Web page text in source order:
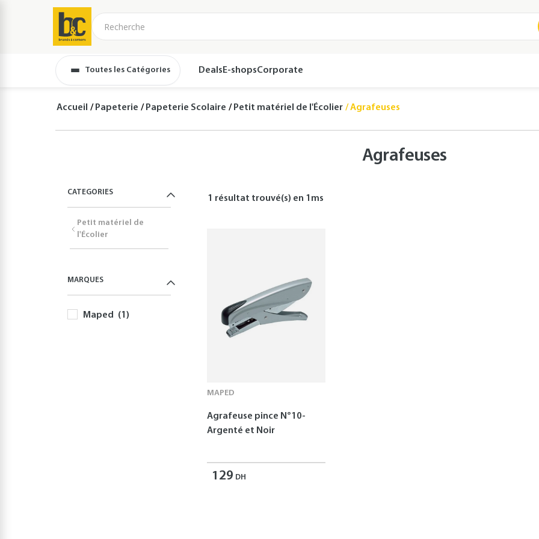
Toutes les Catégories Deals E-shopsCorporate
Accueil Papeterie Papeterie Scolaire Petit matériel de l'Écolier Agrafeuses
Agrafeuses
CATEGORIES
Petit matériel de
l'Écolier
MARQUES
Maped (1)
1 résultat trouvé(s) en 1 ms
MAPED
Agrafeuse pince N°10-
Argenté et Noir
129 DH